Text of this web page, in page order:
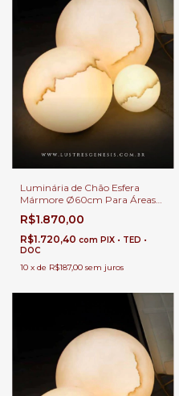
Luminária de Chão Esfera
Mármore Ø60cm Para Áreas
Internas e Externas.
R$1.870,00
R$1.720,40 com PIX • TED •
DOC
10 x de R$187,00 sem juros